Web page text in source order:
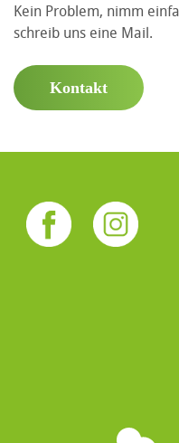
Kein Problem, nimm
schreib uns eine Mail.
Kontakt